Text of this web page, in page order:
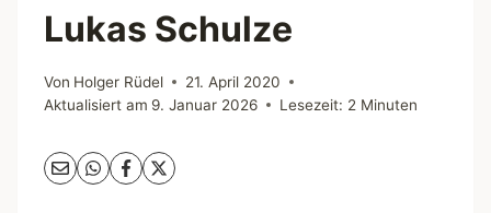
Lukas Schulze
Von Holger Rüdel
21. April 2020
Aktualisiert am 9. Januar 2026 Lesezeit: 2 Minuten